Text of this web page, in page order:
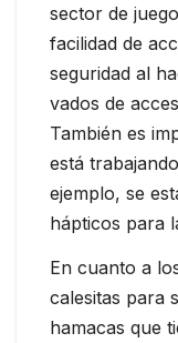
sector de
facilidad de
seguridad al
vados de
También es
está
ejemplo, se
hápticos para
En cuanto a
calesitas para
hamacas que